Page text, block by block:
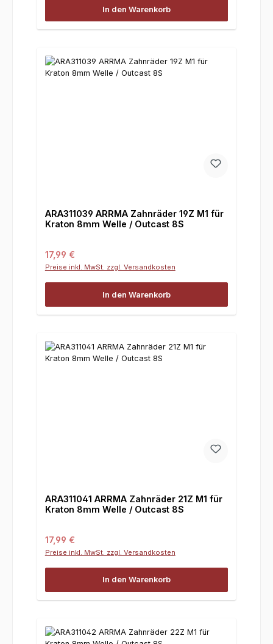
In den Warenkorb
ARA311039 ARRMA Zahnräder 19Z M1 für
Kraton 8mm Welle / Outcast 8S
Regulärer Preis:
17,99 €
Preise inkl. MwSt. zzgl. Versandkosten
In den Warenkorb
ARA311041 ARRMA Zahnräder 21Z M1 für
Kraton 8mm Welle / Outcast 8S
Regulärer Preis:
17,99 €
Preise inkl. MwSt. zzgl. Versandkosten
In den Warenkorb